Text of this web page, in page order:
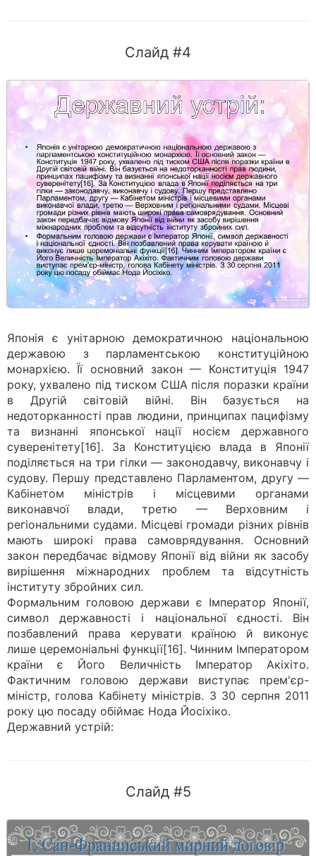
Слайд #4
Японія є унітарною демократичною національною
державою з парламентською конституційною
монархією. Її основний закон — Конституція 1947
року, ухвалено під тиском США після поразки країни
в Другій світовій війні. Він базується на
недоторканності прав людини, принципах пацифізму
та визнанні японської нації носієм державного
суверенітету[16]. За Конституцією влада в Японії
поділяється на три гілки — законодавчу, виконавчу і
судову. Першу представлено Парламентом, другу —
Кабінетом міністрів і місцевими органами
виконавчої влади, третю — Верховним і
регіональними судами. Місцеві громади різних рівнів
мають широкі права самоврядування. Основний
закон передбачає відмову Японії від війни як засобу
вирішення міжнародних проблем та відсутність
інституту збройних сил.
Формальним головою держави є Імператор Японії,
символ державності і національної єдності. Він
позбавлений права керувати країною й виконує
лише церемоніальні функції[16]. Чинним Імператором
країни є Його Величність Імператор Акіхіто.
Фактичним головою держави виступає прем'єр-
міністр, голова Кабінету міністрів. З 30 серпня 2011
року цю посаду обіймає Нода Йосіхіко.
Державний устрій:
Слайд #5